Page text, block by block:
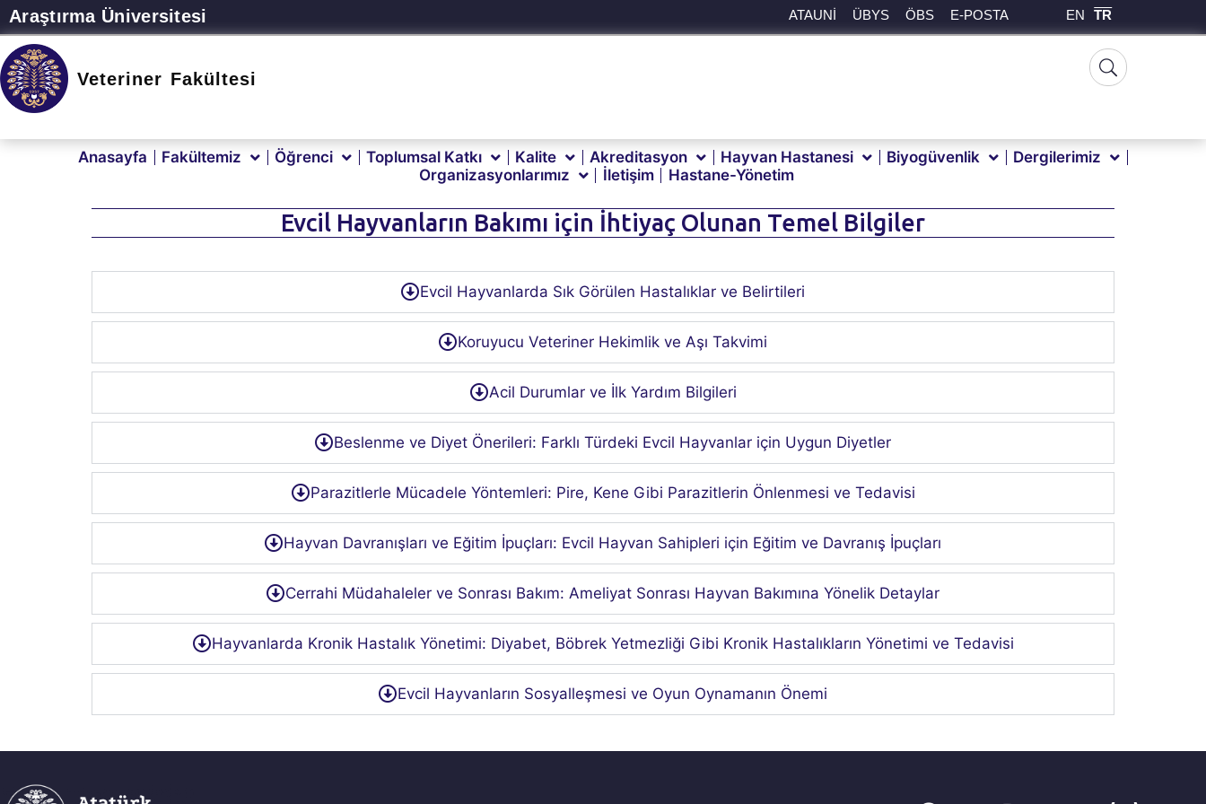
Araştırma Üniversitesi ATAUNİ ÜBYS ÖBS E-POSTA EN TR
Veteriner Fakültesi
Anasayfa Fakültemiz Öğrenci Toplumsal Katkı Kalite Akreditasyon Hayvan Hastanesi Biyogüvenlik
Dergilerimiz
Organizasyonlarımız
İletişim Hastane-Yönetim
Evcil Hayvanların Bakımı için İhtiyaç Olunan Temel Bilgiler
Evcil Hayvanlarda Sık Görülen Hastalıklar ve Belirtileri
Koruyucu Veteriner Hekimlik ve Aşı Takvimi
Acil Durumlar ve İlk Yardım Bilgileri
Beslenme ve Diyet Önerileri: Farklı Türdeki Evcil Hayvanlar için Uygun Diyetler
Parazitlerle Mücadele Yöntemleri: Pire, Kene Gibi Parazitlerin Önlenmesi ve Tedavisi
Hayvan Davranışları ve Eğitim İpuçları: Evcil Hayvan Sahipleri için Eğitim ve Davranış İpuçları
Cerrahi Müdahaleler ve Sonrası Bakım: Ameliyat Sonrası Hayvan Bakımına Yönelik Detaylar
Hayvanlarda Kronik Hastalık Yönetimi: Diyabet, Böbrek Yetmezliği Gibi Kronik Hastalıkların Yönetimi ve Tedavisi
Evcil Hayvanların Sosyalleşmesi ve Oyun Oynamanın Önemi